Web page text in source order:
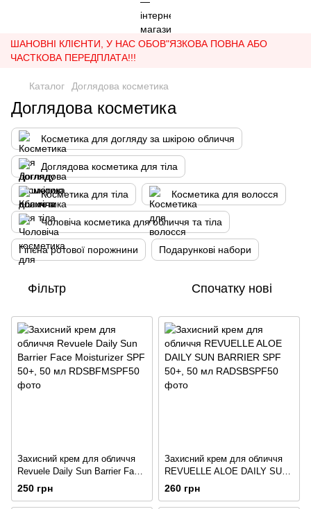
ШАНОВНІ КЛІЄНТИ, У НАС ОБОВ"ЯЗКОВА ПОВНА АБО
ЧАСТКОВА ПЕРЕДПЛАТА!!!
Каталог Доглядова косметика
Доглядова косметика
Косметика для догляду за шкірою обличчя
Доглядова косметика для тіла
Косметика для тіла Косметика для волосся
Чоловіча косметика для обличчя та тіла
Гігієна ротової порожнини Подарункові набори
Фільтр Спочатку нові
Захисний крем для обличчя
Revuele Daily Sun Barrier Face
Moisturizer SPF 50+, 50 мл
250 грн
Захисний крем для обличчя
REVUELLE ALOE DAILY SUN
BARRIER SPF 50+, 50 мл
260 грн